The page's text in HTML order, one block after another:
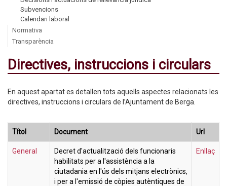
Subvencions
Calendari laboral
Normativa
Transparència
Directives, instruccions i circulars
En aquest apartat es detallen tots aquells aspectes relacionats les
directives, instruccions i circulars de l’Ajuntament de Berga.
Títol Document Url
General
Decret d'actualització dels funcionaris
habilitats per a l'assistència a la
ciutadania en l'ús dels mitjans electrònics,
i per a l'emissió de còpies autèntiques de
Enllaç